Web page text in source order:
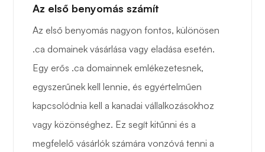
Az első benyomás számít
Az első benyomás nagyon fontos, különösen
.ca domainek vásárlása vagy eladása esetén.
Egy erős .ca domainnek emlékezetesnek,
egyszerűnek kell lennie, és egyértelműen
kapcsolódnia kell a kanadai vállalkozásokhoz
vagy közönséghez. Ez segít kitűnni és a
megfelelő vásárlók számára vonzóvá tenni a